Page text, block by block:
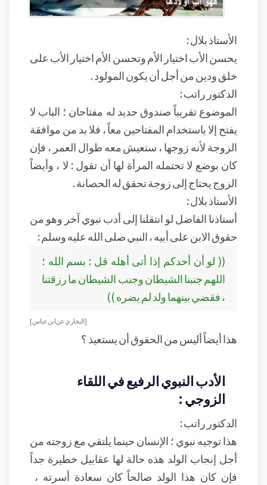
الأستاذ بلال :
يحسن الأب اختيار الأم وتحسن الأم اختيار الأب على
خلق ودين من أجل أن يكون المولود .
الدكتور راتب :
الموضوع تقريباً صندوق حديد له مفتاحان ؛ الباب لا
يفتح إلا باستخدام المفتاحين معاً ، فلا بد من موافقة
الزوجة لأنه زوجها ، ستعيش معه طوال العمر ، فإن
كان بوضع لا تحتمله المرأة لها أن تقول : لا ، وأيضاً
الزوج يحتاج إلى زوجة تحقق له الحصانة .
الأستاذ بلال :
أستاذنا الفاضل لو انتقلنا إلى أدب نبوي آخر وهو من
حقوق الابن على أبيه ، النبي صلى الله عليه وسلم :
(( لو أن أحدكم إذا أتى أهله قل : بسم الله ؛
اللهم جنبنا الشيطان وجنب الشيطان ما رزقتنا
، فقضي بينهما ولد لم يضره ))
[ البخاري عن ابن عباس ]
هذا أيضاً أليس من الحقوق أن يستعيذ ؟
الأدب النبوي الرفيع في اللقاء
الزوجي :
الدكتور راتب :
هذا توجيه نبوي ؛ الإنسان حينما يلتقي مع زوجته من
أجل إنجاب الولد هذه حالة لها عقابيل خطيرة جداً
فإن كان هذا الولد صالحاً كان سعادة أسرته ،